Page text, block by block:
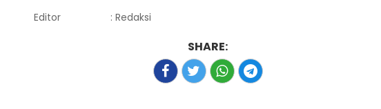
Editor : Redaksi
SHARE: